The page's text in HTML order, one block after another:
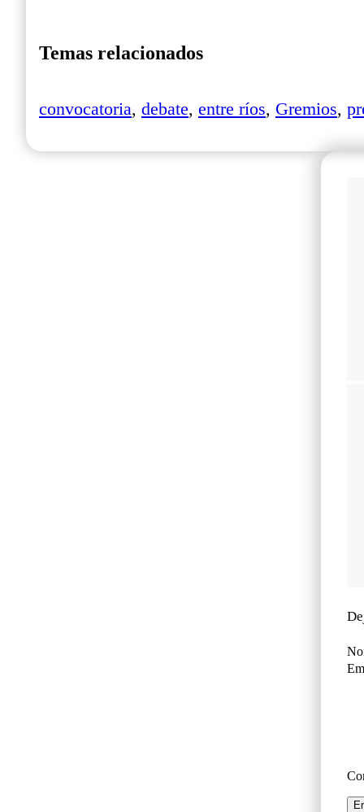
Temas relacionados
convocatoria, debate, entre ríos, Gremios,